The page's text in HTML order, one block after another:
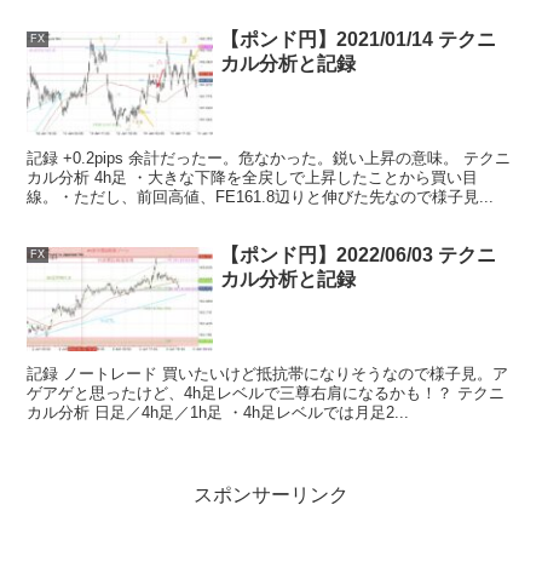
FX
【ポンド円】2021/01/14 テクニ
カル分析と記録
記録 +0.2pips 余計だったー。危なかった。鋭い上昇の意味。 テクニ
カル分析 4h足 ・大きな下降を全戻しで上昇したことから買い目
線。・ただし、前回高値、FE161.8辺りと伸びた先なので様子見...
FX
【ポンド円】2022/06/03 テクニ
カル分析と記録
記録 ノートレード 買いたいけど抵抗帯になりそうなので様子見。ア
ゲアゲと思ったけど、4h足レベルで三尊右肩になるかも！？ テクニ
カル分析 日足／4h足／1h足 ・4h足レベルでは月足2...
スポンサーリンク